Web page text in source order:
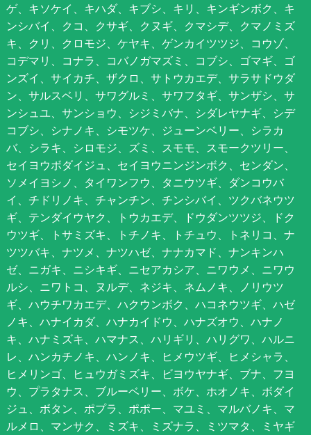
ゲ、キソケイ、キハダ、キブシ、キリ、キンギンボク、キ
ンシバイ、クコ、クサギ、クヌギ、クマシデ、クマノミズ
キ、クリ、クロモジ、ケヤキ、ゲンカイツツジ、コウゾ、
コデマリ、コナラ、コバノガマズミ、コブシ、ゴマギ、ゴ
ンズイ、サイカチ、ザクロ、サトウカエデ、サラサドウダ
ン、サルスベリ、サワグルミ、サワフタギ、サンザシ、サ
ンシュユ、サンショウ、シジミバナ、シダレヤナギ、シデ
コブシ、シナノキ、シモツケ、ジューンベリー、シラカ
バ、シラキ、シロモジ、ズミ、スモモ、スモークツリー、
セイヨウボダイジュ、セイヨウニンジンボク、センダン、
ソメイヨシノ、タイワンフウ、タニウツギ、ダンコウバ
イ、チドリノキ、チャンチン、チンシバイ、ツクバネウツ
ギ、テンダイウヤク、トウカエデ、ドウダンツツジ、ドク
ウツギ、トサミズキ、トチノキ、トチュウ、トネリコ、ナ
ツツバキ、ナツメ、ナツハゼ、ナナカマド、ナンキンハ
ゼ、ニガキ、ニシキギ、ニセアカシア、ニワウメ、ニワウ
ルシ、ニワトコ、ヌルデ、ネジキ、ネムノキ、ノリウツ
ギ、ハウチワカエデ、ハクウンボク、ハコネウツギ、ハゼ
ノキ、ハナイカダ、ハナカイドウ、ハナズオウ、ハナノ
キ、ハナミズキ、ハマナス、ハリギリ、ハリグワ、ハルニ
レ、ハンカチノキ、ハンノキ、ヒメウツギ、ヒメシャラ、
ヒメリンゴ、ヒュウガミズキ、ビヨウヤナギ、ブナ、フヨ
ウ、プラタナス、ブルーベリー、ボケ、ホオノキ、ボダイ
ジュ、ボタン、ポプラ、ポポー、マユミ、マルバノキ、マ
ルメロ、マンサク、ミズキ、ミズナラ、ミツマタ、ミヤギ